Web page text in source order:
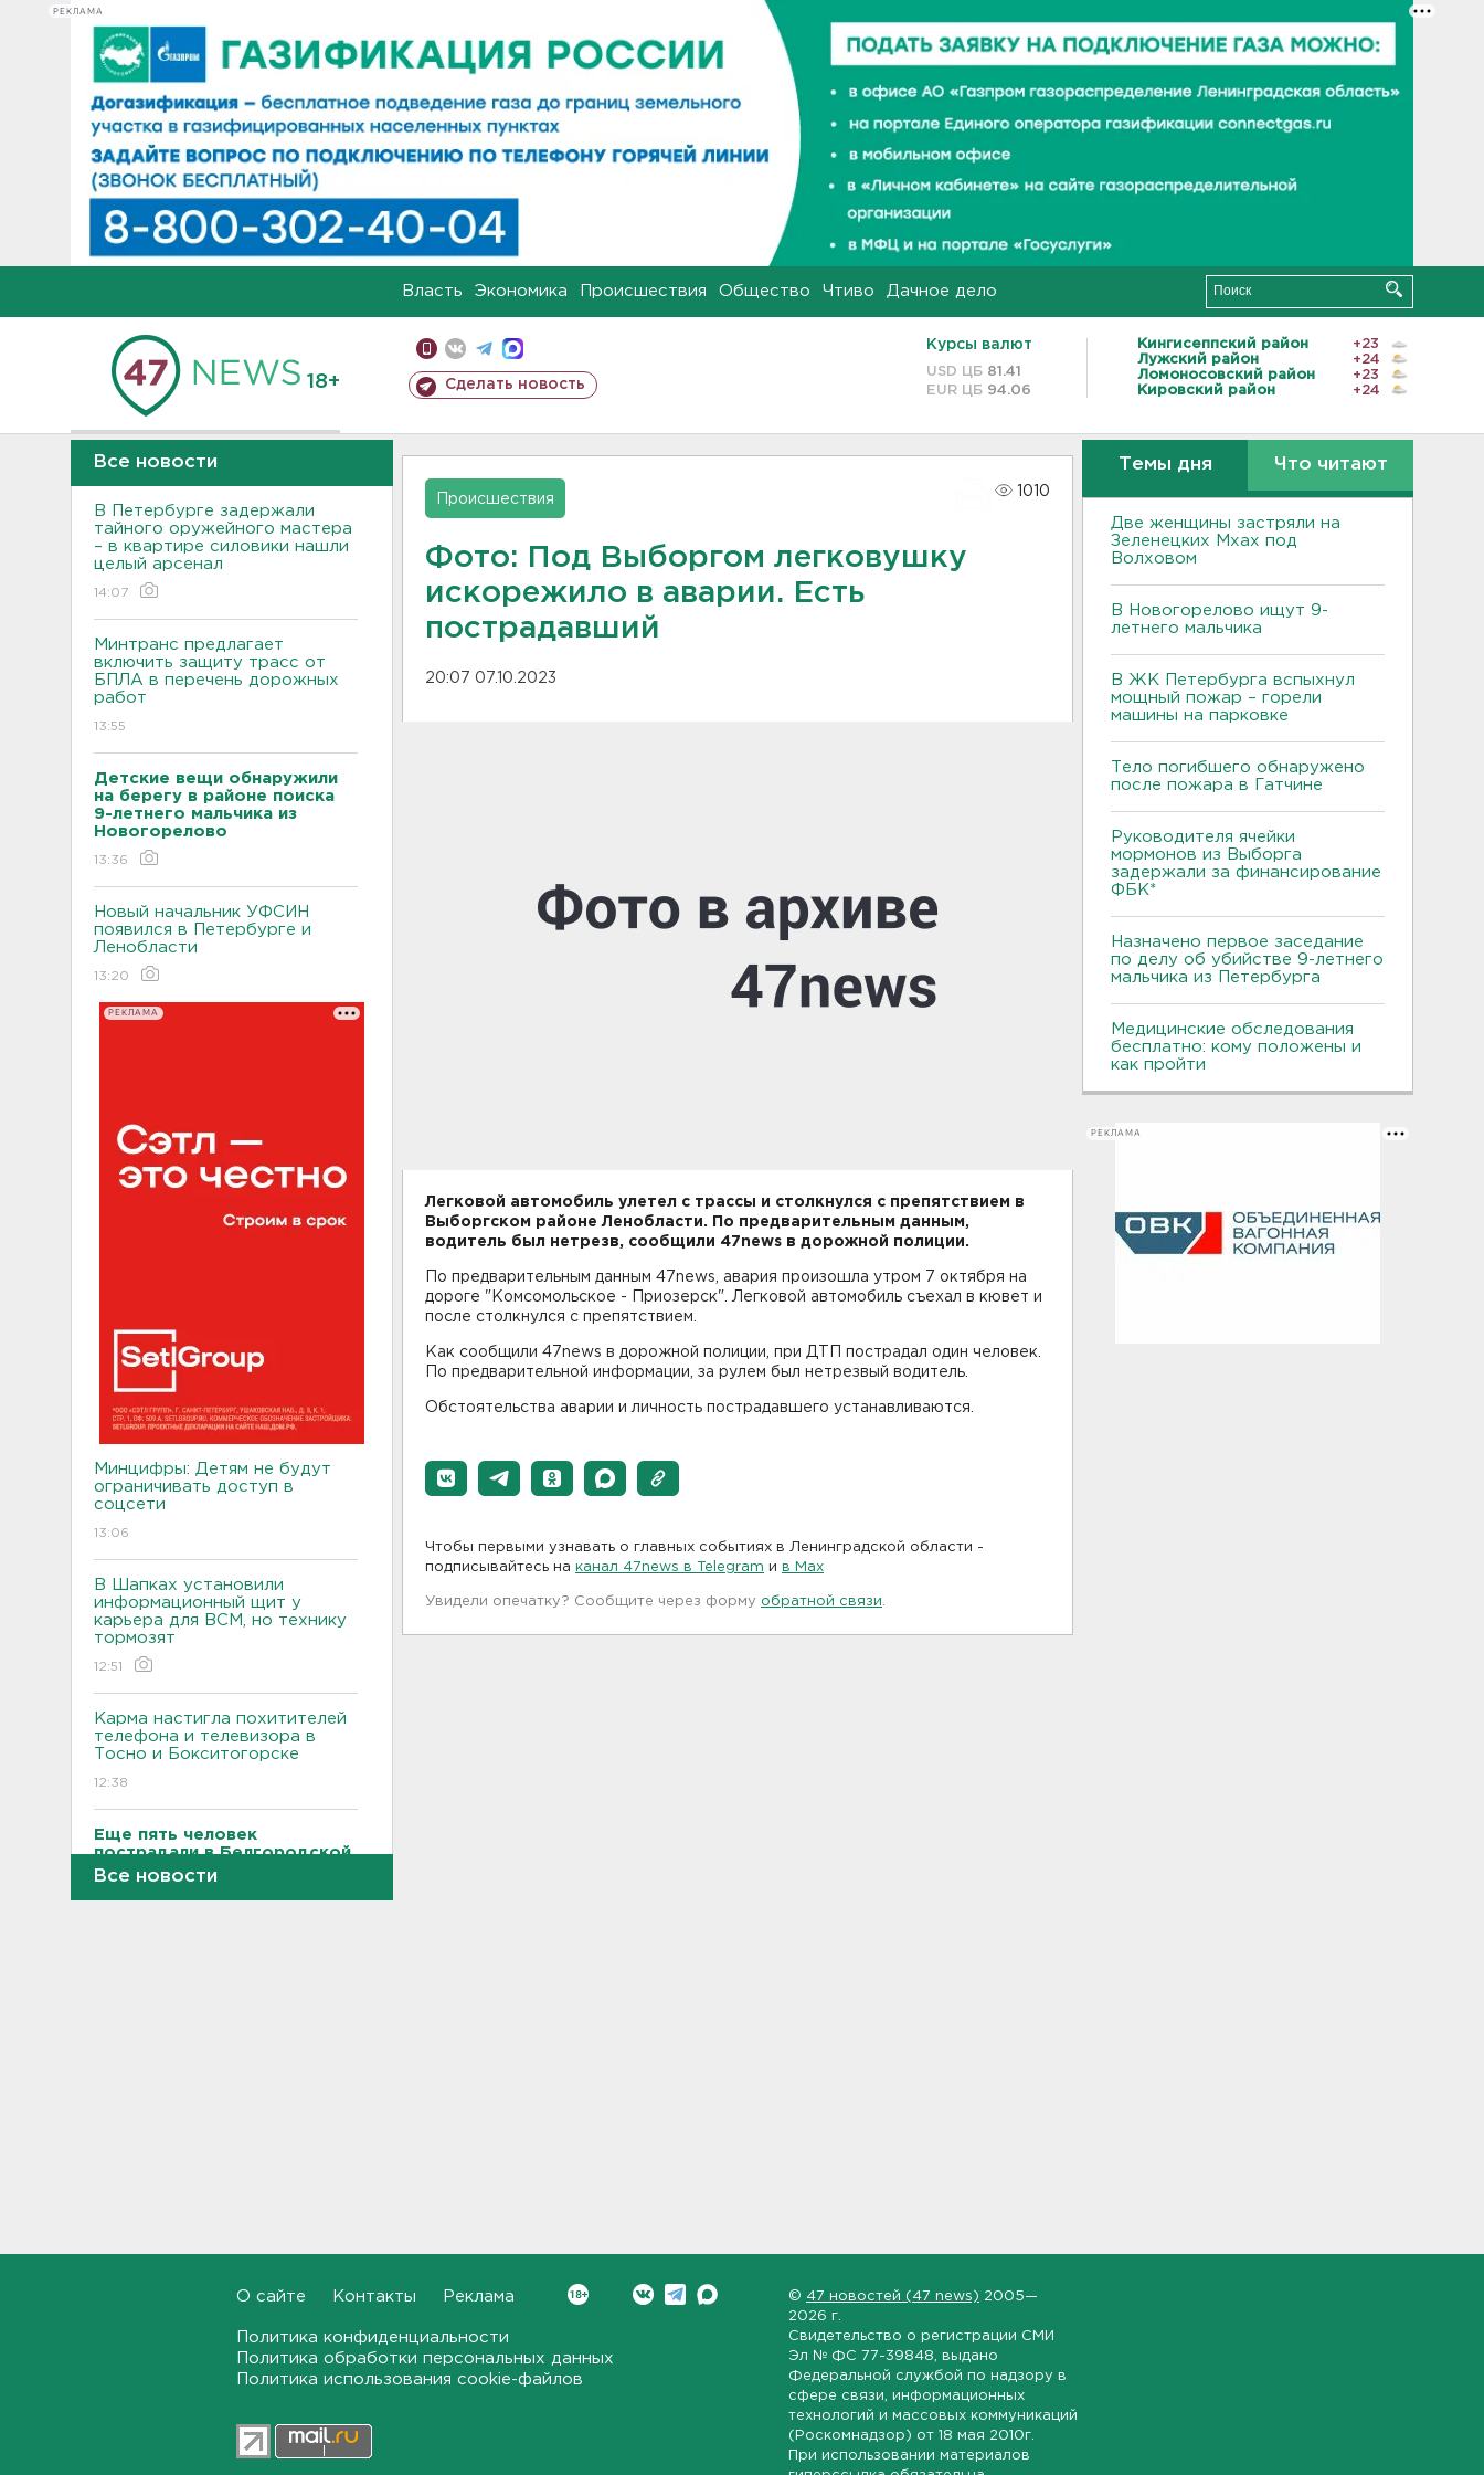
РЕКЛАМА
Власть Экономика Происшествия Общество Чтиво Дачное дело
18+ Сделать новость
Курсы валют
USD ЦБ 81.41
EUR ЦБ 94.06
Кингисеппский район
+23
Лужский район
+24
Ломоносовский район
+23
Кировский район
+24
Все новости
В Петербурге задержали
тайного оружейного мастера
– в квартире силовики нашли
целый арсенал
14:07
Минтранс предлагает
включить защиту трасс от
БПЛА в перечень дорожных
работ
13:55
Детские вещи обнаружили
на берегу в районе поиска
9-летнего мальчика из
Новогорелово
13:36
Новый начальник УФСИН
появился в Петербурге и
Ленобласти
13:20
РЕКЛАМА
Минцифры: Детям не будут
ограничивать доступ в
соцсети
13:06
В Шапках установили
информационный щит у
карьера для ВСМ, но технику
тормозят
12:51
Карма настигла похитителей
телефона и телевизора в
Тосно и Бокситогорске
12:38
Еще пять человек
пострадали в Белгородской
области
12:08
криптовалюты в "Москва-
После ракетного обстрела и
Все новости
Происшествия
1010
Фото: Под Выборгом легковушку
искорежило в аварии. Есть
пострадавший
20:07 07.10.2023
Легковой автомобиль улетел с трассы и столкнулся с препятствием в
Выборгском районе Ленобласти. По предварительным данным,
водитель был нетрезв, сообщили 47news в дорожной полиции.
По предварительным данным 47news, авария произошла утром 7 октября на
дороге "Комсомольское - Приозерск". Легковой автомобиль съехал в кювет и
после столкнулся с препятствием.
Как сообщили 47news в дорожной полиции, при ДТП пострадал один человек.
По предварительной информации, за рулем был нетрезвый водитель.
Обстоятельства аварии и личность пострадавшего устанавливаются.
Чтобы первыми узнавать о главных событиях в Ленинградской области -
подписывайтесь на канал 47news в Telegram и в Maх
Увидели опечатку? Сообщите через форму обратной связи
Темы дня Что читают
Две женщины застряли на
Зеленецких Мхах под
Волховом
В Новогорелово ищут 9-
летнего мальчика
В ЖК Петербурга вспыхнул
мощный пожар – горели
машины на парковке
Тело погибшего обнаружено
после пожара в Гатчине
Руководителя ячейки
мормонов из Выборга
задержали за финансирование
ФБК*
Назначено первое заседание
по делу об убийстве 9-летнего
мальчика из Петербурга
Медицинские обследования
бесплатно: кому положены и
как пройти
РЕКЛАМА
О сайте Контакты Реклама
Политика конфиденциальности
Политика обработки персональных данных
Политика использования cookie-файлов
© 47 новостей (47 news) 2005—
2026 г.
Свидетельство о регистрации СМИ
Эл № ФС 77-39848 , выдано
Федеральной службой по надзору в
сфере связи, информационных
технологий и массовых коммуникаций
(Роскомнадзор) от 18 мая 2010г.
При использовании материалов